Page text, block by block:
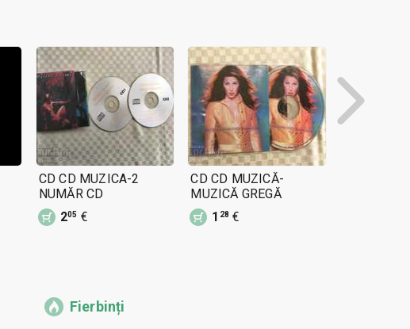
CD CD MUZICA-2
NUMĂR CD
205 €
CD CD MUZICĂ-
MUZICĂ GREGĂ
1 28 €
Fierbinți